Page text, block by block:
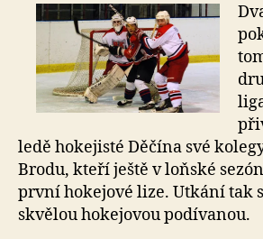
ledě hokejisté Děčína své
Brodu, kteří ještě v loňské
první hokejové lize. Utkání tak
skvělou hokejovou podívanou.